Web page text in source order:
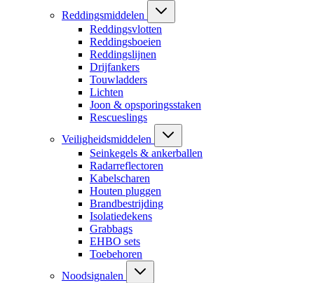
Reddingsmiddelen
Reddingsvlotten
Reddingsboeien
Reddingslijnen
Drijfankers
Touwladders
Lichten
Joon & opsporingsstaken
Rescueslings
Veiligheidsmiddelen
Seinkegels & ankerballen
Radarreflectoren
Kabelscharen
Houten pluggen
Brandbestrijding
Isolatiedekens
Grabbags
EHBO sets
Toebehoren
Noodsignalen